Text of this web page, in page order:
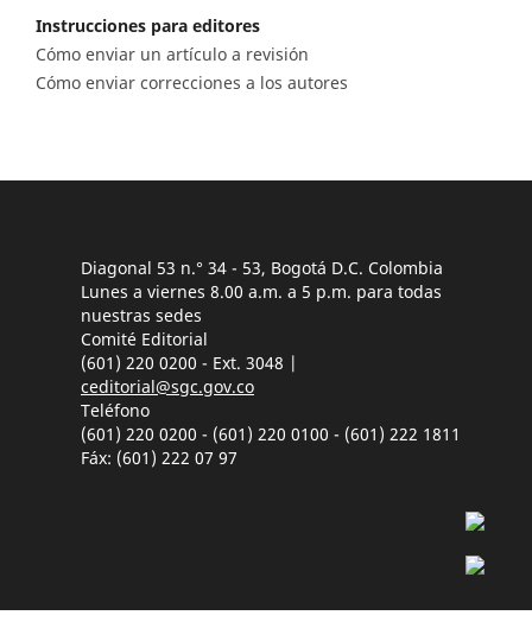
Instrucciones para editores
Cómo enviar un artículo a revisión
Cómo enviar correcciones a los autores
Diagonal 53 n.° 34 - 53, Bogotá D.C. Colombia
Lunes a viernes 8.00 a.m. a 5 p.m. para todas
nuestras sedes
Comité Editorial
(601) 220 0200 - Ext. 3048 |
ceditorial@sgc.gov.co
Teléfono
(601) 220 0200 - (601) 220 0100 - (601) 222 1811
Fáx: (601) 222 07 97